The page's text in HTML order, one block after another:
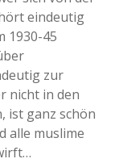
eindeutig
1930-45
zur
nicht in den
ist ganz schön
alle muslime